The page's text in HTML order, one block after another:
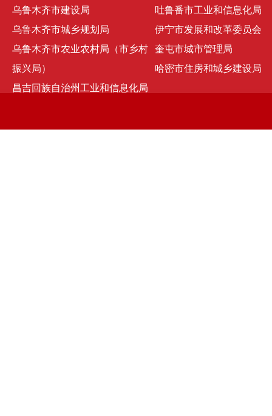
乌鲁木齐市建设局
乌鲁木齐市城乡规划局
乌鲁木齐市农业农村局（市乡村
振兴局）
昌吉回族自治州工业和信息化局
吐鲁番市工业和信息化局
伊宁市发展和改革委员会
奎屯市城市管理局
哈密市住房和城乡建设局